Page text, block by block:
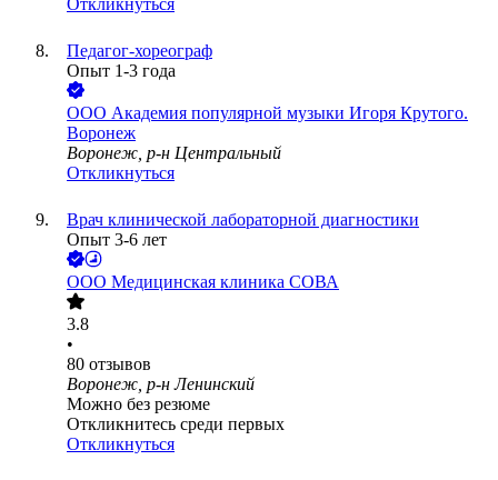
Откликнуться
Педагог-хореограф
Опыт 1-3 года
ООО Академия популярной музыки Игоря Крутого.
Воронеж
Воронеж, р-н Центральный
Откликнуться
Врач клинической лабораторной диагностики
Опыт 3-6 лет
ООО Медицинская клиника СОВА
3.8
•
80 отзывов
Воронеж, р-н Ленинский
Можно без резюме
Откликнитесь среди первых
Откликнуться